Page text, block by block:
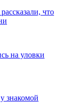
что
на уловки
знакомой